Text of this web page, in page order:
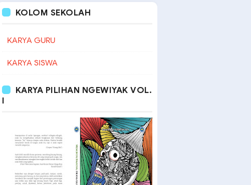
KOLOM SEKOLAH
KARYA GURU
KARYA SISWA
KARYA PILIHAN NGEWIYAK VOL.
I